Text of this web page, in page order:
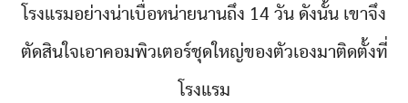
โรงแรมอย่างน่าเบื่อหน่ายนานถึง 14 วัน ดังนั้น เขาจึง
ตัดสินใจเอาคอมพิวเตอร์ชุดใหญ่ของตัวเองมาติดตั้งที่
โรงแรม